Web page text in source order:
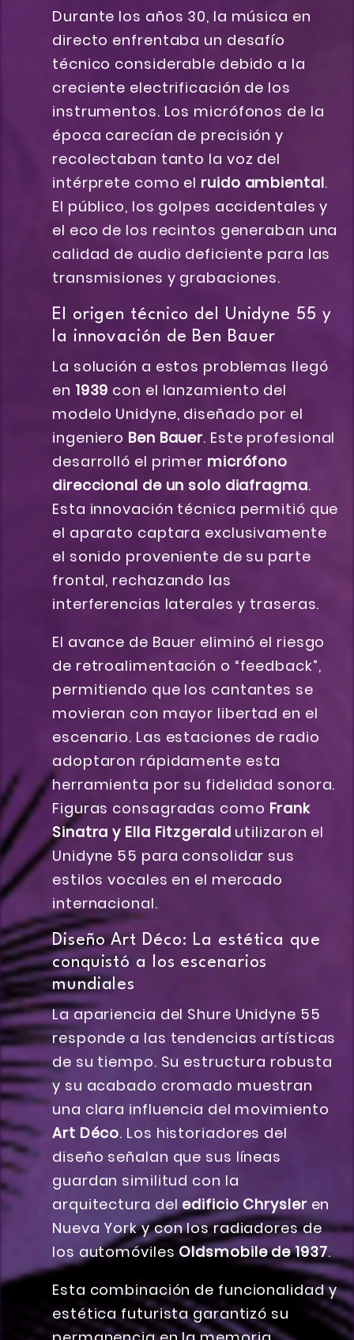
Durante los años 30, la música en
directo enfrentaba un desafío
técnico considerable debido a la
creciente electrificación de los
instrumentos. Los micrófonos de la
época carecían de precisión y
recolectaban tanto la voz del
intérprete como el ruido ambiental.
El público, los golpes accidentales y
el eco de los recintos generaban una
calidad de audio deficiente para las
transmisiones y grabaciones.
El origen técnico del Unidyne 55 y
la innovación de Ben Bauer
La solución a estos problemas llegó
en 1939 con el lanzamiento del
modelo Unidyne, diseñado por el
ingeniero Ben Bauer. Este profesional
desarrolló el primer micrófono
direccional de un solo diafragma.
Esta innovación técnica permitió que
el aparato captara exclusivamente
el sonido proveniente de su parte
frontal, rechazando las
interferencias laterales y traseras.
El avance de Bauer eliminó el riesgo
de retroalimentación o “feedback”,
permitiendo que los cantantes se
movieran con mayor libertad en el
escenario. Las estaciones de radio
adoptaron rápidamente esta
herramienta por su fidelidad sonora.
Figuras consagradas como Frank
Sinatra y Ella Fitzgerald utilizaron el
Unidyne 55 para consolidar sus
estilos vocales en el mercado
internacional.
Diseño Art Déco: La estética que
conquistó a los escenarios
mundiales
La apariencia del Shure Unidyne 55
responde a las tendencias artísticas
de su tiempo. Su estructura robusta
y su acabado cromado muestran
una clara influencia del movimiento
Art Déco. Los historiadores del
diseño señalan que sus líneas
guardan similitud con la
arquitectura deledificio Chrysleren
Nueva York y con los radiadores de
los automóviles Oldsmobile de 1937.
Esta combinación de funcionalidad y
estética futurista garantizó su